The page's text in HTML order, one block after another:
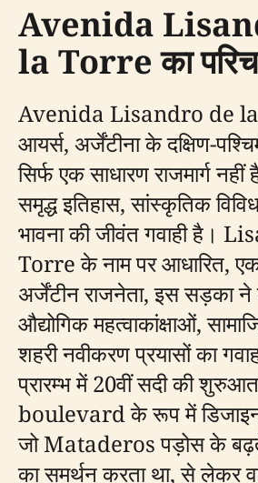
Avenida
la Torre का
Avenida Lisandro de
आयर्स, अर्जेंटीना के दक्षिण-
सिर्फ एक साधारण राजमार्ग
समृद्ध इतिहास, सांस्कृतिक
भावना की जीवंत गवाही है।
Torre के नाम पर आधारित, एक
अर्जेंटीन राजनेता, इस सड़का
औद्योगिक महत्वाकांक्षाओं,
शहरी नवीकरण प्रयासों का
प्रारम्भ में 20वीं सदी की
boulevard के रूप में डिजाइन
जो Mataderos पड़ोस के बढ़ते
का समर्थन करता था, से लेकर